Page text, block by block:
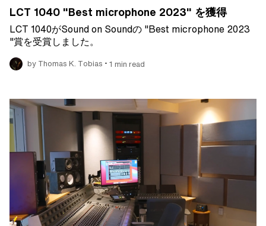
LCT 1040 "Best microphone 2023" を獲得
LCT 1040がSound on Soundの "Best microphone 2023
"賞を受賞しました。
by Thomas K. Tobias • 1 min read